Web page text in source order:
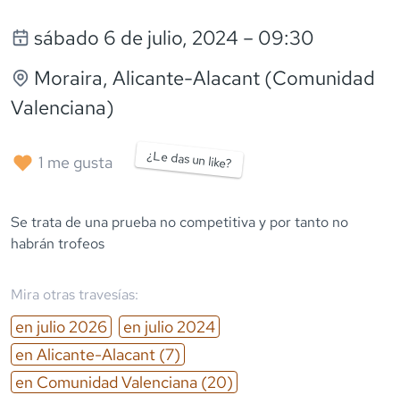
sábado 6 de julio, 2024 – 09:30
Moraira, Alicante-Alacant (Comunidad
Valenciana)
1 me gusta ¿Le das un like?
Se trata de una prueba no competitiva y por tanto no
habrán trofeos
Mira otras travesías:
en julio 2026 en julio 2024
en Alicante-Alacant (7)
en Comunidad Valenciana (20)